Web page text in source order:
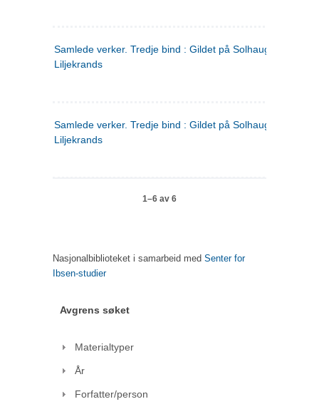
Samlede verker. Tredje bind : Gildet på Solhaug ; Olaf
Liljekrands
Samlede verker. Tredje bind : Gildet på Solhaug ; Olaf
Liljekrands
1–6 av 6
Nasjonalbiblioteket i samarbeid med Senter for
Ibsen-studier
Avgrens søket
Materialtyper
År
Forfatter/person